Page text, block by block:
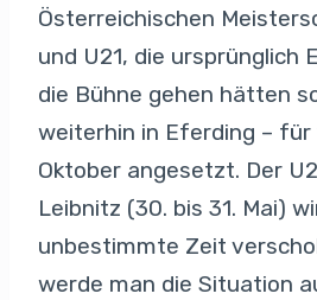
Österreichischen
und U21, die ursprünglich
die Bühne gehen hätten
weiterhin in Eferding – für
Oktober angesetzt. Der
Leibnitz (30. bis 31. Mai)
unbestimmte Zeit
werde man die Situation